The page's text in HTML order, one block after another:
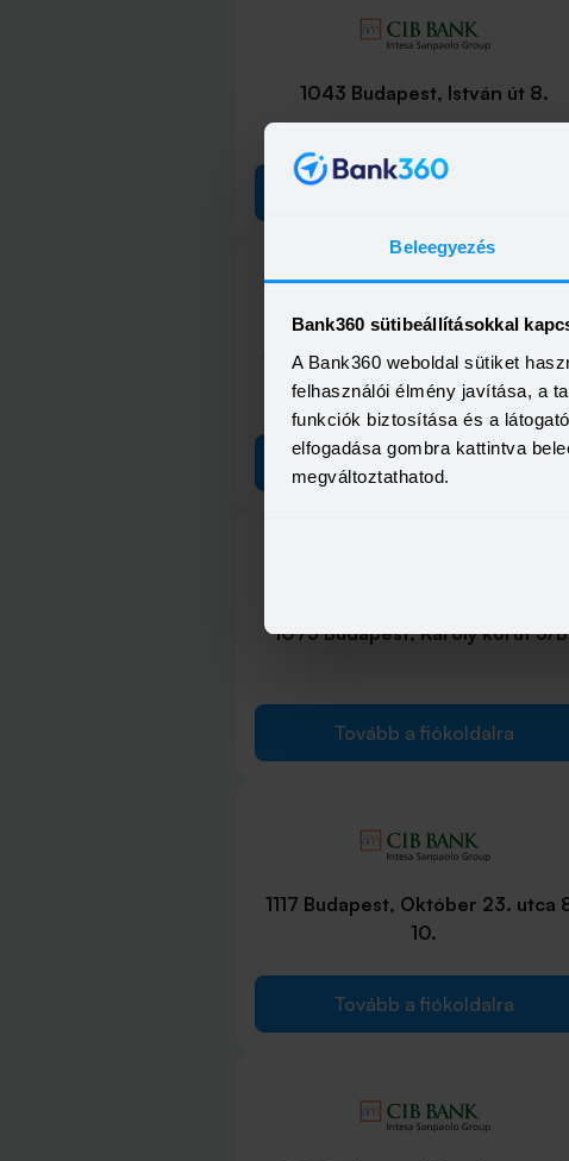
Beleegyezés
Bank360 sütibeállításokkal
A Bank360 weboldal sütiket
felhasználói élmény javítása, a
funkciók biztosítása és a
elfogadása gombra kattintva
megváltoztathatod.
1043 Budapest, István út 8.
1065 Budapest, Bajcsy-Zsilinszky
5-7.
Tovább a fiókoldalra
1075 Budapest, Károly körút 3/
Tovább a fiókoldalra
1117 Budapest, Október 23. utca
10.
Tovább a fiókoldalra